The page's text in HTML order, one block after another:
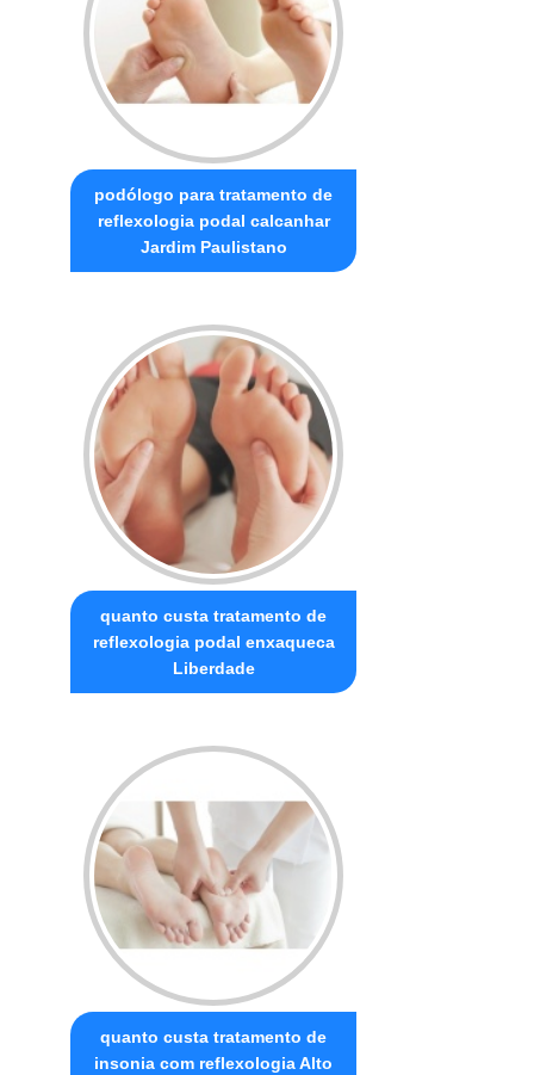
podólogo para tratamento de
reflexologia podal calcanhar
Jardim Paulistano
quanto custa tratamento de
reflexologia podal enxaqueca
Liberdade
quanto custa tratamento de
insonia com reflexologia Alto